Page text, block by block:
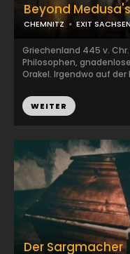
Beyond
CHEMNITZ EXIT SACHSEN
Griechenland 445 v.
Philosophen,
Orakel. Irgendwo auf der
WEITER
Der Sargmacher